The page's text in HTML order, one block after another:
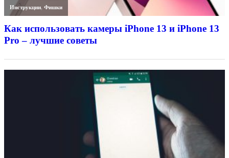
Инструкции,Фишки
Как использовать камеры iPhone 13 и iPhone 13
Pro – лучшие советы